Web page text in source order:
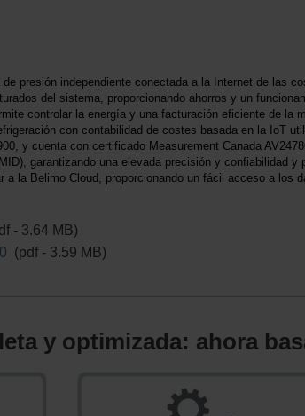
presión independiente conectada a la Internet de las
del sistema, proporcionando ahorros y un
controlar la energía y una facturación eficiente de la
con contabilidad de costes basada en la IoT
y cuenta con certificado Measurement Canada
garantizando una elevada precisión y confiabilidad
la Belimo Cloud, proporcionando un fácil acceso a los
- 3.64 MB)
(pdf - 3.59 MB)
y optimizada: ahora